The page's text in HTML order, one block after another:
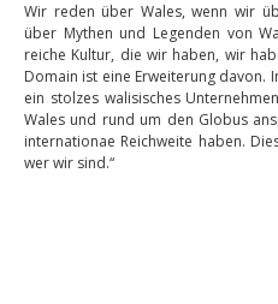
Wir reden über Wales, wenn wir
über Mythen und Legenden von
reiche Kultur, die wir haben, wir
Domain ist eine Erweiterung davon.
ein stolzes walisisches
Wales und rund um den Globus
internationae Reichweite haben.
wer wir sind.“